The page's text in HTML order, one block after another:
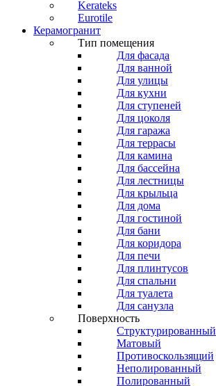
Kerateks
Eurotile
Керамогранит
Тип помещения
Для фасада
Для ванной
Для улицы
Для кухни
Для ступеней
Для цоколя
Для гаража
Для террасы
Для камина
Для бассейна
Для лестницы
Для крыльца
Для дома
Для гостиной
Для бани
Для коридора
Для печи
Для плинтусов
Для спальни
Для туалета
Для санузла
Поверхность
Структурированный
Матовый
Противоскользящий
Неполированный
Полированный